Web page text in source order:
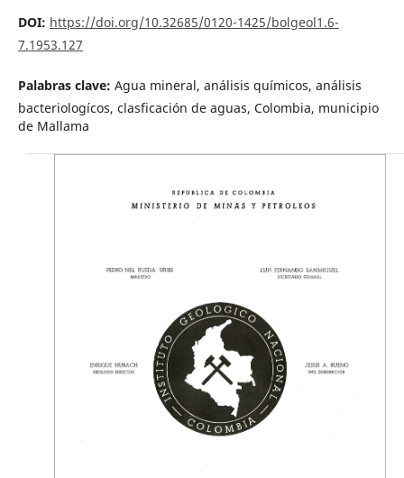
DOI: https://doi.org/10.32685/0120-1425/bolgeol1.6-
7.1953.127
Palabras clave: Agua mineral, análisis químicos, análisis
bacteriologícos, clasficación de aguas, Colombia, municipio
de Mallama